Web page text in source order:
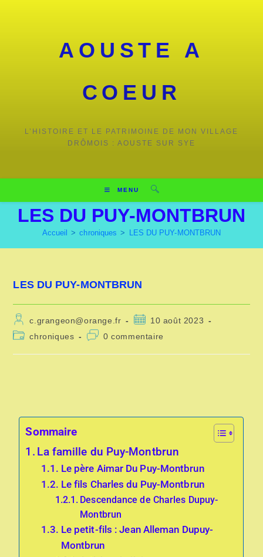
AOUSTE A
COEUR
L’HISTOIRE ET LE PATRIMOINE DE MON VILLAGE
DRÔMOIS : AOUSTE SUR SYE
MENU
LES DU PUY-MONTBRUN
Accueil > chroniques > LES DU PUY-MONTBRUN
LES DU PUY-MONTBRUN
c.grangeon@orange.fr
10 août 2023
chroniques
0 commentaire
Sommaire
La famille du Puy-Montbrun
Le père Aimar Du Puy-Montbrun
Le fils Charles du Puy-Montbrun
Descendance de Charles Dupuy-
Montbrun
Le petit-fils : Jean Alleman Dupuy-
Montbrun